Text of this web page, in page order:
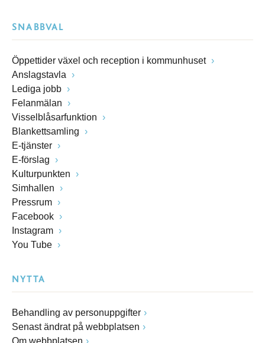
SNABBVAL
Öppettider växel och reception i kommunhuset
Anslagstavla
Lediga jobb
Felanmälan
Visselblåsarfunktion
Blankettsamling
E-tjänster
E-förslag
Kulturpunkten
Simhallen
Pressrum
Facebook
Instagram
You Tube
NYTTA
Behandling av personuppgifter
Senast ändrat på webbplatsen
Om webbplatsen